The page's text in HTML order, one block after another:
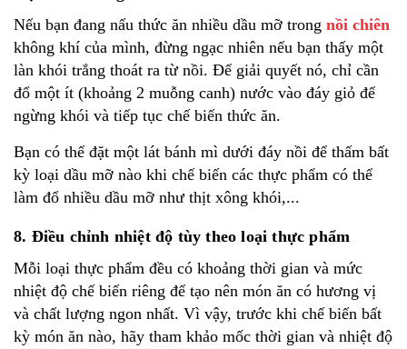
Nếu bạn đang nấu thức ăn nhiều dầu mỡ trong nồi chiên
không khí của mình, đừng ngạc nhiên nếu bạn thấy một
làn khói trắng thoát ra từ nồi. Để giải quyết nó, chỉ cần
đổ một ít (khoảng 2 muỗng canh) nước vào đáy giỏ để
ngừng khói và tiếp tục chế biến thức ăn.
Bạn có thể đặt một lát bánh mì dưới đáy nồi để thấm bất
kỳ loại dầu mỡ nào khi chế biến các thực phẩm có thể
làm đổ nhiều dầu mỡ như thịt xông khói,...
8. Điều chỉnh nhiệt độ tùy theo loại thực phẩm
Mỗi loại thực phẩm đều có khoảng thời gian và mức
nhiệt độ chế biến riêng để tạo nên món ăn có hương vị
và chất lượng ngon nhất. Vì vậy, trước khi chế biến bất
kỳ món ăn nào, hãy tham khảo mốc thời gian và nhiệt độ